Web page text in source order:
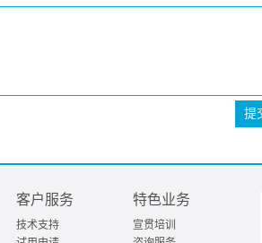
提
客户服务
技术支持
特色业务
宣贯培训